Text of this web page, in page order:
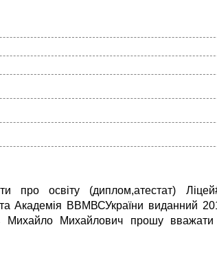
про освіту (диплом,атестат)
Академія ВВМВСУкраїни виданний
Михайло Михайлович прошу